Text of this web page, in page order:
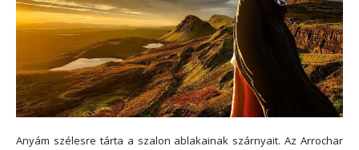
Anyám szélesre tárta a szalon ablakainak szárnyait. Az Arrochar